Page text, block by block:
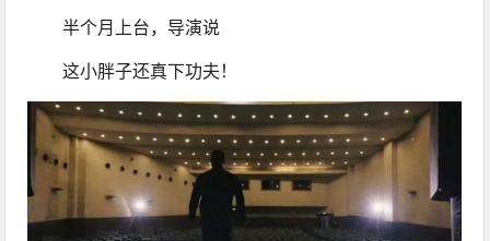
半个月上台，导演说
这小胖子还真下功夫！